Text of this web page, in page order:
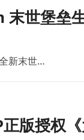
末世堡垒
新末世…
版授权